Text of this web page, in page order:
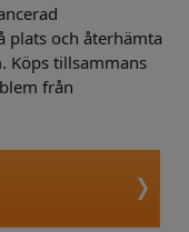
plats och återhämta
Köps tillsammans
från